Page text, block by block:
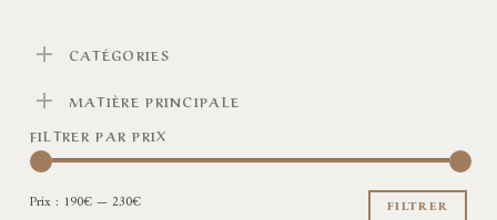
CATÉGORIES
MATIÈRE PRINCIPALE
FILTRER PAR PRIX
FILTRER
Prix : 190€—230€